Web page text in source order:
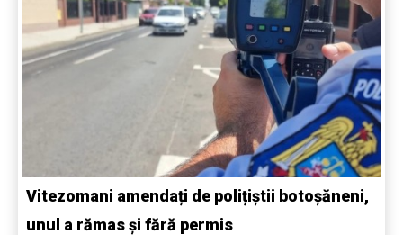
Vitezomani amendați de polițiștii botoșăneni,
unul a rămas și fără permis